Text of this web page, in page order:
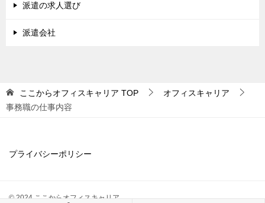
派遣の求人選び
派遣会社
ここからオフィスキャリア TOP
オフィスキャリア
事務職の仕事内容
プライバシーポリシー
© 2024 ここからオフィスキャリア